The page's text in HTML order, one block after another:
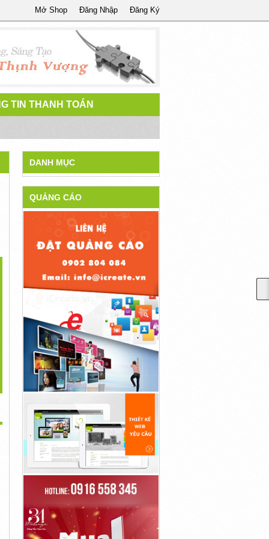
Đăng Ký
Đăng Nhập
Mở Shop
TIN THANH TOÁN
Giá Xây Biệt Thự Trọn
Gói
Liên Hệ
Ốp Lưng Iphone 12 Mini
Có Cần...
Liên Hệ
>
DANH MỤC
QUẢNG CÁO